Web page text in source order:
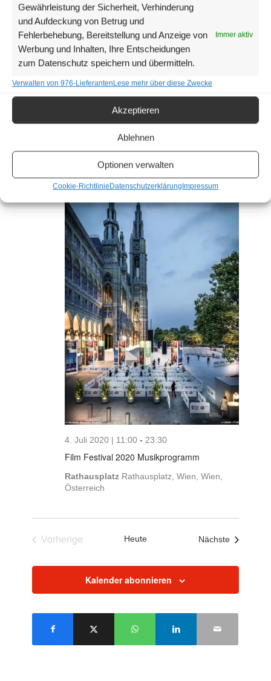
Gewährleistung der Sicherheit, Verhinderung
und Aufdeckung von Betrug und
Fehlerbehebung, Bereitstellung und Anzeige von
Werbung und Inhalten, Ihre Entscheidungen
zum Datenschutz speichern und übermitteln.
Immer aktiv
Verwalten von 976-LieferantenLese mehr über diese Zwecke
Akzeptieren
Ablehnen
Optionen verwalten
Cookie-RichtlinieDatenschutzerklärungImpressum
Verschoben
2020
16. September 2020 | 9:00-18:00
SA.
Film Festival 2020 Musikprogramm
4. Juli 2020 | 11:00 - 23:30
Rathausplatz Rathausplatz, Wien, Wien,
Österreich
Vorherige
Heute Nächste
Kalender abonnieren